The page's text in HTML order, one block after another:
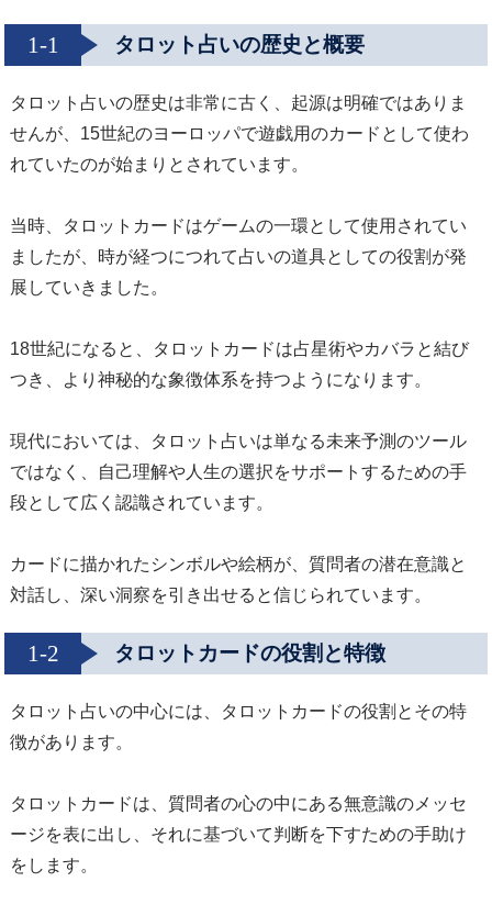
1-1 タロット占いの歴史と概要
タロット占いの歴史は非常に古く、起源は明確ではありま
せんが、15世紀のヨーロッパで遊戯用のカードとして使わ
れていたのが始まりとされています。
当時、タロットカードはゲームの一環として使用されてい
ましたが、時が経つにつれて占いの道具としての役割が発
展していきました。
18世紀になると、タロットカードは占星術やカバラと結び
つき、より神秘的な象徴体系を持つようになります。
現代においては、タロット占いは単なる未来予測のツール
ではなく、自己理解や人生の選択をサポートするための手
段として広く認識されています。
カードに描かれたシンボルや絵柄が、質問者の潜在意識と
対話し、深い洞察を引き出せると信じられています。
1-2 タロットカードの役割と特徴
タロット占いの中心には、タロットカードの役割とその特
徴があります。
タロットカードは、質問者の心の中にある無意識のメッセ
ージを表に出し、それに基づいて判断を下すための手助け
をします。